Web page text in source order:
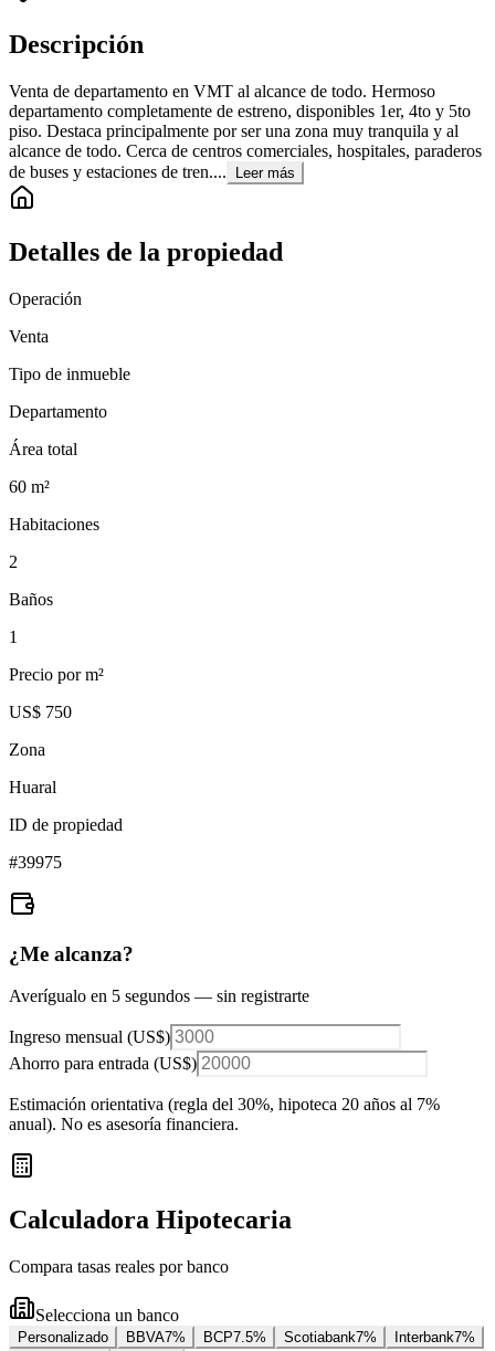
Descripción
Venta de departamento en VMT al alcance de todo. Hermoso
departamento completamente de estreno, disponibles 1er, 4to y 5to
piso. Destaca principalmente por ser una zona muy tranquila y al
alcance de todo. Cerca de centros comerciales, hospitales, paraderos
de buses y estaciones de tren....
Leer más
Detalles de la propiedad
Operación
Venta
Tipo de inmueble
Departamento
Área total
60 m²
Habitaciones
2
Baños
1
Precio por m²
US$ 750
Zona
Huaral
ID de propiedad
#39975
¿Me alcanza?
Averígualo en 5 segundos — sin registrarte
Ingreso mensual (US$)
Ahorro para entrada (US$)
Estimación orientativa (regla del 30%, hipoteca 20 años al 7%
anual). No es asesoría financiera.
Calculadora Hipotecaria
Compara tasas reales por banco
Selecciona un banco
Personalizado BBVA7% BCP7.5% Scotiabank7% Interbank7%